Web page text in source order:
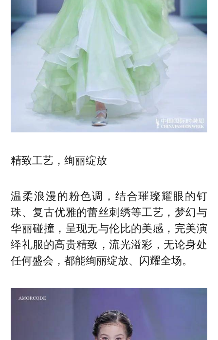
精致工艺，绚丽绽放
温柔浪漫的粉色调，结合璀璨耀眼的钉
珠、复古优雅的蕾丝刺绣等工艺，梦幻与
华丽碰撞，呈现无与伦比的美感，完美演
绎礼服的高贵精致，流光溢彩，无论身处
任何盛会，都能绚丽绽放、闪耀全场。